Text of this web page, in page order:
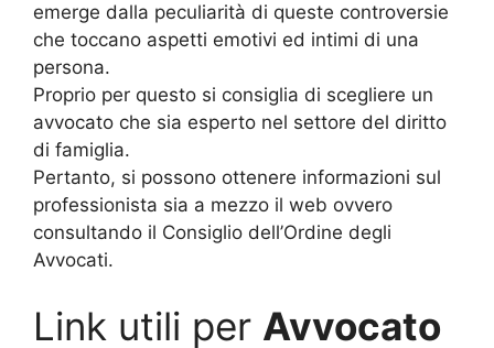
emerge dalla peculiarità di queste controversie
che toccano aspetti emotivi ed intimi di una
persona.
Proprio per questo si consiglia di scegliere un
avvocato che sia esperto nel settore del diritto
di famiglia.
Pertanto, si possono ottenere informazioni sul
professionista sia a mezzo il web ovvero
consultando il Consiglio dell’Ordine degli
Avvocati.
Link utili per Avvocato